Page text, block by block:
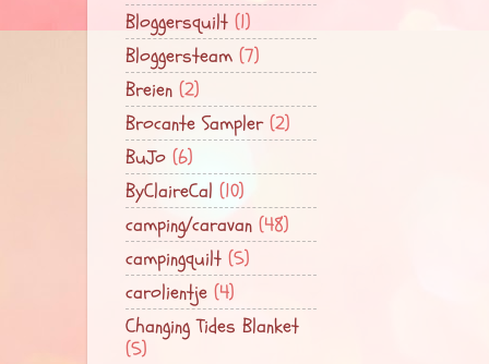
Bloggersquilt (1)
Bloggersteam (7)
Breien (2)
Brocante Sampler (2)
BuJo (6)
ByClaireCal (10)
camping/caravan (48)
campingquilt (5)
carolientje (4)
Changing Tides Blanket
(5)